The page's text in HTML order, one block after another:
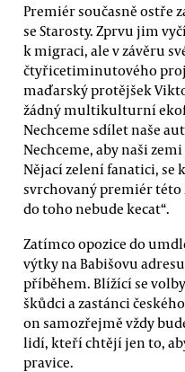
Premiér současně ostře
se Starosty. Zprvu jim
k migraci, ale v závěru
čtyřicetiminutového
maďarský protějšek
žádný multikulturní
Nechceme sdílet naše
Nechceme, aby naši
Nějací zelení fanatici, se
svrchovaný premiér této
do toho nebude kecat“.
Zatímco opozice do
výtky na Babišovu
příběhem. Blížící se
škůdci a zastánci
on samozřejmě vždy
lidí, kteří chtějí jen to,
pravice.